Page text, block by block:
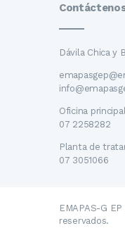
Dávila Chica y
Oficina principal
07 2258282
Planta de
07 3051066
EMAPAS-G
reservados.